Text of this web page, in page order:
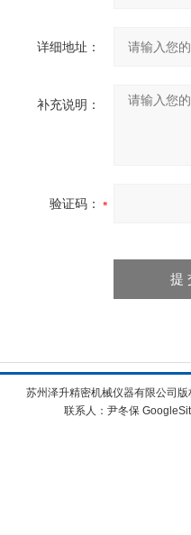
详细地址：
补充说明：
验证码：
苏州泽升精密机械仪器有限公司
联系人：尹冬保